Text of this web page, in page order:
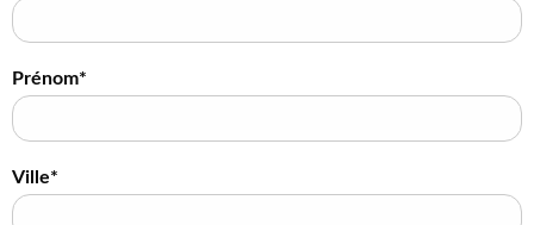
Prénom*
Ville*